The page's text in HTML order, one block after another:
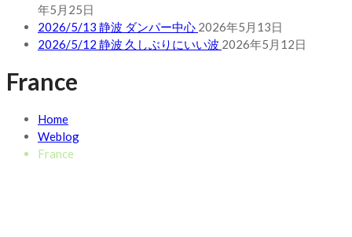
年5月25日
2026/5/13 静波 ダンパー中心 2026年5月13日
2026/5/12 静波 久しぶりにいい波 2026年5月12日
France
Home
Weblog
France